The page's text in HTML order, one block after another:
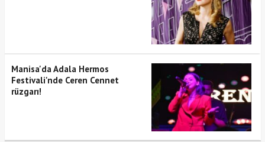
Manisa'da Adala Hermos
Festivali'nde Ceren Cennet
rüzgarı!